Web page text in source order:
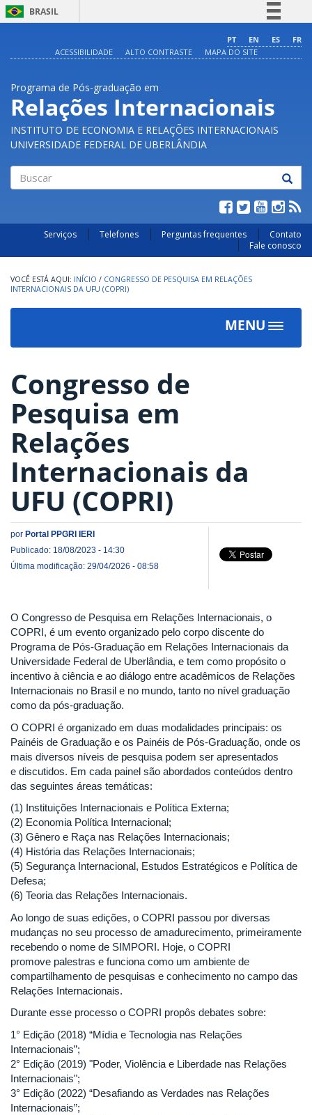
BRASIL
Comunica BR
Acesso à informação
Legislação
PT EN ES
FR
ACESSIBILIDADE
ALTO CONTRASTE MAPA DO SITE
Programa de Pós-graduação em
Relações Internacionais
INSTITUTO DE ECONOMIA E RELAÇÕES INTERNACIONAIS
UNIVERSIDADE FEDERAL DE UBERLÂNDIA
Serviços Telefones Perguntas frequentes
Contato
Fale conosco
INÍCIO / CONGRESSO DE PESQUISA EM RELAÇÕES
INTERNACIONAIS DA UFU (COPRI)
MENU
Toggle
Congresso de
Pesquisa em
Relações
Internacionais da
UFU (COPRI)
por Portal PPGRI IERI
Publicado: 18/08/2023 - 14:30
Última modificação: 29/04/2026 - 08:58
O Congresso de Pesquisa em Relações Internacionais, o
COPRI, é um evento organizado pelo corpo discente do
Programa de Pós-Graduação em Relações Internacionais da
Universidade Federal de Uberlândia, e tem como propósito o
incentivo à ciência e ao diálogo entre acadêmicos de Relações
Internacionais no Brasil e no mundo, tanto no nível graduação
como da pós-graduação.
O COPRI é organizado em duas modalidades principais: os
Painéis de Graduação e os Painéis de Pós-Graduação, onde os
mais diversos níveis de pesquisa podem ser apresentados
e discutidos. Em cada painel são abordados conteúdos dentro
das seguintes áreas temáticas:
(1) Instituições Internacionais e Política Externa;
(2) Economia Política Internacional;
(3) Gênero e Raça nas Relações Internacionais;
(4) História das Relações Internacionais;
(5) Segurança Internacional, Estudos Estratégicos e Política de
Defesa;
(6) Teoria das Relações Internacionais.
Ao longo de suas edições, o COPRI passou por diversas
mudanças no seu processo de amadurecimento, primeiramente
recebendo o nome de SIMPORI. Hoje, o COPRI
promove palestras e funciona como um ambiente de
compartilhamento de pesquisas e conhecimento no campo das
Relações Internacionais.
Durante esse processo o COPRI propôs debates sobre:
1° Edição (2018) “Mídia e Tecnologia nas Relações
Internacionais”;
2° Edição (2019) "Poder, Violência e Liberdade nas Relações
Internacionais";
3° Edição (2022) “Desafiando as Verdades nas Relações
Internacionais”;